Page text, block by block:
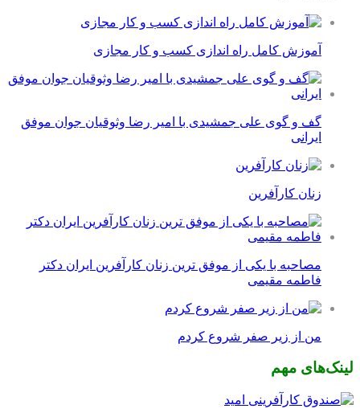
آموزش کامل راه اندازی کسب و کار مجازی
گف و گوی علی جمشیدی با امیر رضا وثوقیان جوان موفق
ایرانی
زنان کارآفرین
مصاحبه با یکی از موفق ترین زنان کارآفرین ایران دکتر
فاطمه مقیمی
من از زیر صفر شروع کردم
لینک‌های مهم